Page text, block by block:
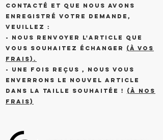
contacté et que nous avons
enregistré votre demande,
veuillez :
- nous renvoyer l'article que
vous souhaitez échanger (à vos
frais).
- Une fois reçus , nous vous
enverrons le nouvel article
dans la taille souhaitée ! (à nos
frais)